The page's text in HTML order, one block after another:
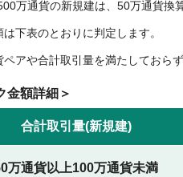
万通貨の新規建は、50万通貨換
下表のとおりに判定します。
アや合計取引量を満たしておら
金額詳細＞
合計取引量(新規建)
万通貨以上100万通貨未満